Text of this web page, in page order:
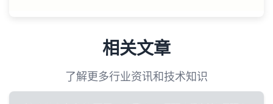
相关文章
了解更多行业资讯和技术知识